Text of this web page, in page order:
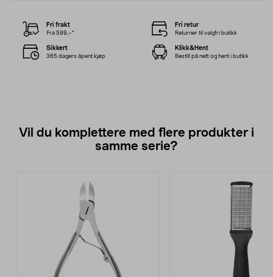
Fri frakt
Fra 599,–*
Fri retur
Returner til valgfri butikk
Sikkert
365 dagers åpent kjøp
Klikk&Hent
Bestill på nett og hent i butikk
Vil du komplettere med flere produkter i
samme serie?